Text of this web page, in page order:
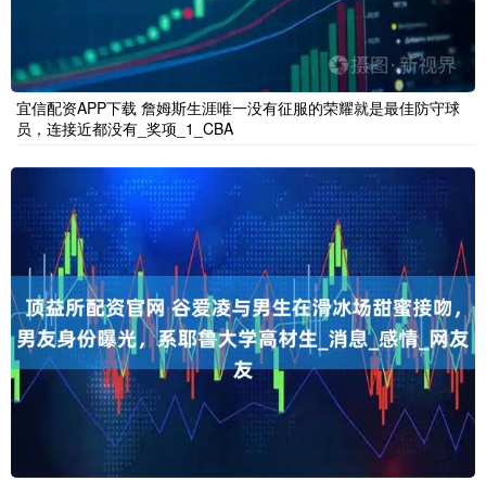
宜信配资APP下载 詹姆斯生涯唯一没有征服的荣耀就是最佳防守球
员，连接近都没有_奖项_1_CBA